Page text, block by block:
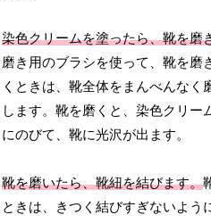
染色クリームを塗ったら、靴を磨
磨き用のブラシを使って、靴を磨
くときは、靴全体をまんべんなく
します。靴を磨くと、染色クリー
にのびて、靴に光沢が出ます。
靴を磨いたら、靴紐を結びます。
ときは、きつく結びすぎないよう